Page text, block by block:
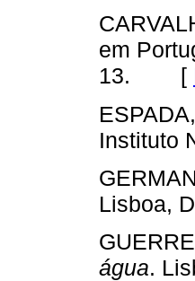
em
13. [
Instituto
Lisboa,
água.